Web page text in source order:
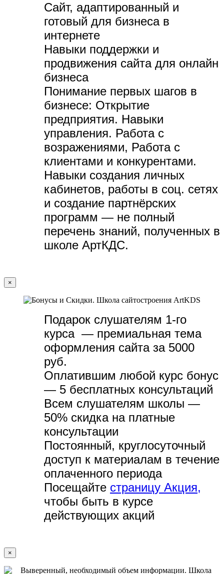
Сайт, адаптированный и
готовый для бизнеса в
интернете
Навыки поддержки и
продвижения сайта для онлайн
бизнеса
Понимание первых шагов в
бизнесе: Открытие
предприятия. Навыки
управления. Работа с
возражениями, Работа с
клиентами и конкурентами.
Навыки создания личных
кабинетов, работы в соц. сетях
и создание партнёрских
программ — не полный
перечень знаний, полученных в
школе АртКДС.
×
Подарок слушателям 1-го
курса — премиальная тема
оформления сайта за 5000
руб.
Оплатившим любой курс бонус
— 5 бесплатных консультаций
Всем слушателям школы —
50% скидка на платные
консультации
Постоянный, круглосуточный
доступ к материалам в течение
оплаченного периода
Посещайте страницу Акция,
чтобы быть в курсе
действующих акций
×